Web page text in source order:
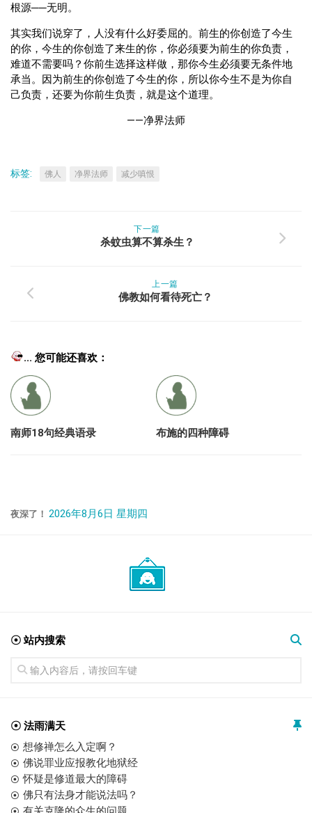
根源──无明。
其实我们说穿了，人没有什么好委屈的。前生的你创造了今生
的你，今生的你创造了来生的你，你必须要为前生的你负责，
难道不需要吗？你前生选择这样做，那你今生必须要无条件地
承当。因为前生的你创造了今生的你，所以你今生不是为你自
己负责，还要为你前生负责，就是这个道理。
——净界法师
标签: 佛人 净界法师 减少嗔恨
下一篇
杀蚊虫算不算杀生？
上一篇
佛教如何看待死亡？
... 您可能还喜欢：
南师18句经典语录 布施的四种障碍
夜深了！ 2026年8月6日 星期四
☉ 站内搜索
☉ 法雨满天
想修禅怎么入定啊？
佛说罪业应报教化地狱经
怀疑是修道最大的障碍
佛只有法身才能说法吗？